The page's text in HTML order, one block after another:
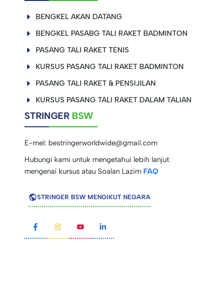
BENGKEL AKAN DATANG
BENGKEL PASABG TALI RAKET BADMINTON
PASANG TALI RAKET TENIS
KURSUS PASANG TALI RAKET BADMINTON
PASANG TALI RAKET & PENSIJILAN
KURSUS PASANG TALI RAKET DALAM TALIAN
STRINGER BSW
E-mel: bestringerworldwide@gmail.com
Hubungi kami untuk mengetahui lebih lanjut
mengenai kursus atau Soalan Lazim FAQ
STRINGER BSW MENGIKUT NEGARA